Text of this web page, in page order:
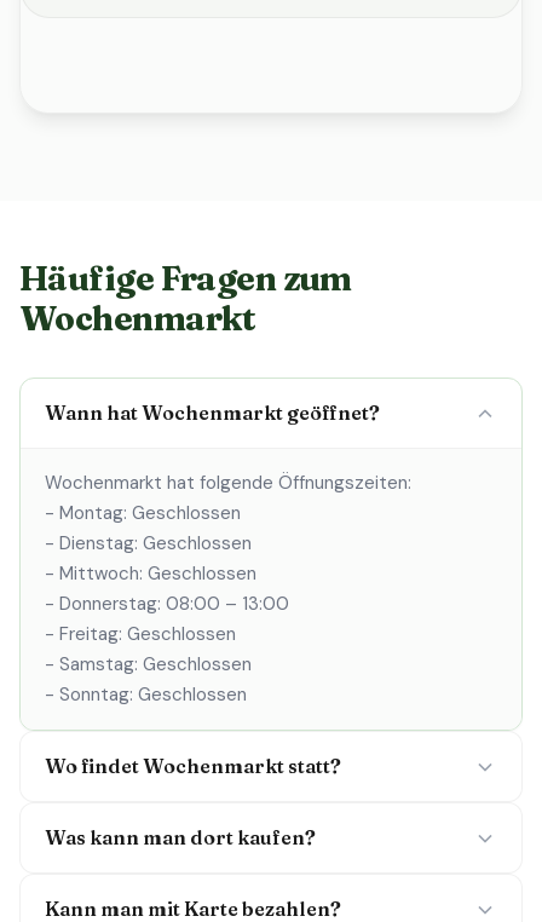
Häufige Fragen zum
Wochenmarkt
Wann hat Wochenmarkt geöffnet?
Wochenmarkt hat folgende Öffnungszeiten:
- Montag: Geschlossen
- Dienstag: Geschlossen
- Mittwoch: Geschlossen
- Donnerstag: 08:00 – 13:00
- Freitag: Geschlossen
- Samstag: Geschlossen
- Sonntag: Geschlossen
Wo findet Wochenmarkt statt?
Was kann man dort kaufen?
Kann man mit Karte bezahlen?